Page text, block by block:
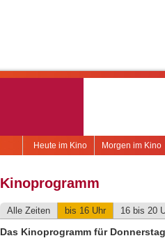
Morgen im Kino
Heute im Kino
Kinoprogramm
Alle Zeiten bis 16 Uhr 16 bis 20
Das Kinoprogramm für